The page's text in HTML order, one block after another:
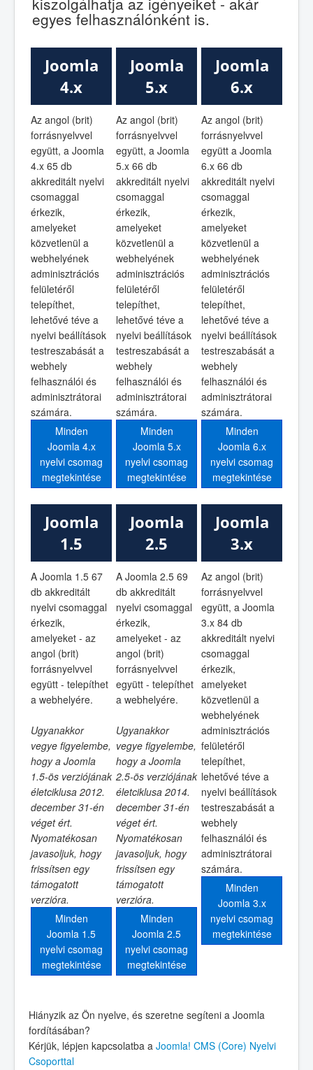
egyes felhasználónként is.
Joomla
1.5
A Joomla 1.5 67
db akkreditált
nyelvi csomaggal
érkezik,
amelyeket - az
angol (brit)
forrásnyelvvel
együtt - telepíthet
a webhelyére.
Ugyanakkor
vegye figyelembe,
hogy a Joomla
1.5-ös verziójának
életciklusa 2012.
december 31-én
véget ért.
Nyomatékosan
javasoljuk, hogy
frissítsen egy
támogatott
verzióra.
Minden
Joomla 1.5
nyelvi csomag
megtekintése
Joomla
2.5
A Joomla 2.5 69
db akkreditált
nyelvi csomaggal
érkezik,
amelyeket - az
angol (brit)
forrásnyelvvel
együtt - telepíthet
a webhelyére.
Ugyanakkor
vegye figyelembe,
hogy a Joomla
2.5-ös verziójának
életciklusa 2014.
december 31-én
véget ért.
Nyomatékosan
javasoljuk, hogy
frissítsen egy
támogatott
verzióra.
Minden
Joomla 2.5
nyelvi csomag
megtekintése
Joomla
3.x
Az angol (brit)
forrásnyelvvel
együtt, a Joomla
3.x 84 db
akkreditált nyelvi
csomaggal
érkezik,
amelyeket
közvetlenül a
webhelyének
adminisztrációs
felületéről
telepíthet,
lehetővé téve a
nyelvi beállítások
testreszabását a
webhely
felhasználói és
adminisztrátorai
számára.
Minden
Joomla 3.x
nyelvi csomag
megtekintése
Joomla
4.x
Az angol (brit)
forrásnyelvvel
együtt, a Joomla
4.x 65 db
akkreditált nyelvi
csomaggal
érkezik,
amelyeket
közvetlenül a
webhelyének
adminisztrációs
felületéről
telepíthet,
lehetővé téve a
nyelvi beállítások
testreszabását a
webhely
felhasználói és
adminisztrátorai
számára.
Minden
Joomla 4.x
nyelvi csomag
megtekintése
Joomla
5.x
Az angol (brit)
forrásnyelvvel
együtt, a Joomla
5.x 66 db
akkreditált nyelvi
csomaggal
érkezik,
amelyeket
közvetlenül a
webhelyének
adminisztrációs
felületéről
telepíthet,
lehetővé téve a
nyelvi beállítások
testreszabását a
webhely
felhasználói és
adminisztrátorai
számára.
Minden
Joomla 5.x
nyelvi csomag
megtekintése
Joomla
6.x
Az angol (brit)
forrásnyelvvel
együtt a Joomla
6.x 66 db
akkreditált nyelvi
csomaggal
érkezik,
amelyeket
közvetlenül a
webhelyének
adminisztrációs
felületéről
telepíthet,
lehetővé téve a
nyelvi beállítások
testreszabását a
webhely
felhasználói és
adminisztrátorai
számára.
Minden
Joomla 6.x
nyelvi csomag
megtekintése
Hiányzik az Ön nyelve, és szeretne segíteni a Joomla
fordításában?
Kérjük, lépjen kapcsolatba a Joomla! CMS (Core) Nyelvi
Csoporttal